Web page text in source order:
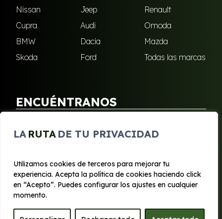
LA RUTA DE TU PRIVACIDAD
Utilizamos cookies de terceros para mejorar tu
experiencia. Acepta la política de cookies haciendo click
en “Acepto”. Puedes configurar los ajustes en cualquier
momento.
Nissan
Jeep
Renault
Cupra
Audi
Omoda
BMW
Dacia
Mazda
Skoda
Ford Todas las marcas
ENCUÉNTRANOS
Sangonera Verde
Santa Cruz
© 2020 - 2026 Segura Renting
Aviso legal y Privacidad